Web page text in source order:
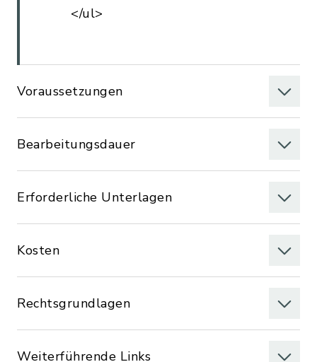
</ul>
Voraussetzungen
Bearbeitungsdauer
Erforderliche Unterlagen
Kosten
Rechtsgrundlagen
Weiterführende Links